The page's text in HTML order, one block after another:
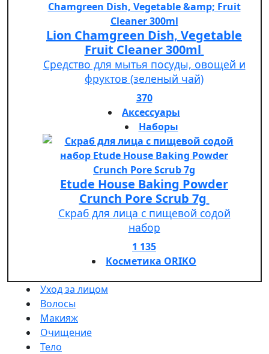
Lion Chamgreen Dish, Vegetable
Fruit Cleaner 300ml
Средство для мытья посуды, овощей и
фруктов (зеленый чай)
370
Аксессуары
Наборы
Etude House Baking Powder
Crunch Pore Scrub 7g
Скраб для лица с пищевой содой
набор
1 135
Косметика ORIKO
Уход за лицом
Волосы
Макияж
Очищение
Тело